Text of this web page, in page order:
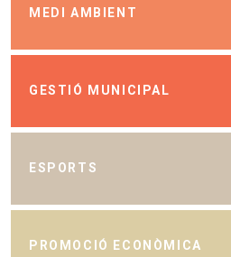
MEDI AMBIENT
GESTIÓ MUNICIPAL
ESPORTS
PROMOCIÓ ECONÒMICA